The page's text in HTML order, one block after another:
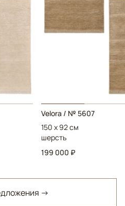
Velora / № 5607
150 x 92 см
шерсть
199 000 ₽
→